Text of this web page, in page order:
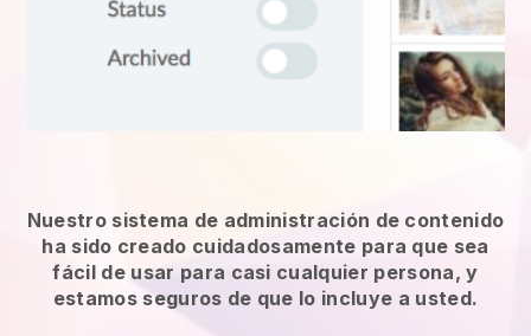
Nuestro sistema de administración de contenido
ha sido creado cuidadosamente para que sea
fácil de usar para casi cualquier persona, y
estamos seguros de que lo incluye a usted.